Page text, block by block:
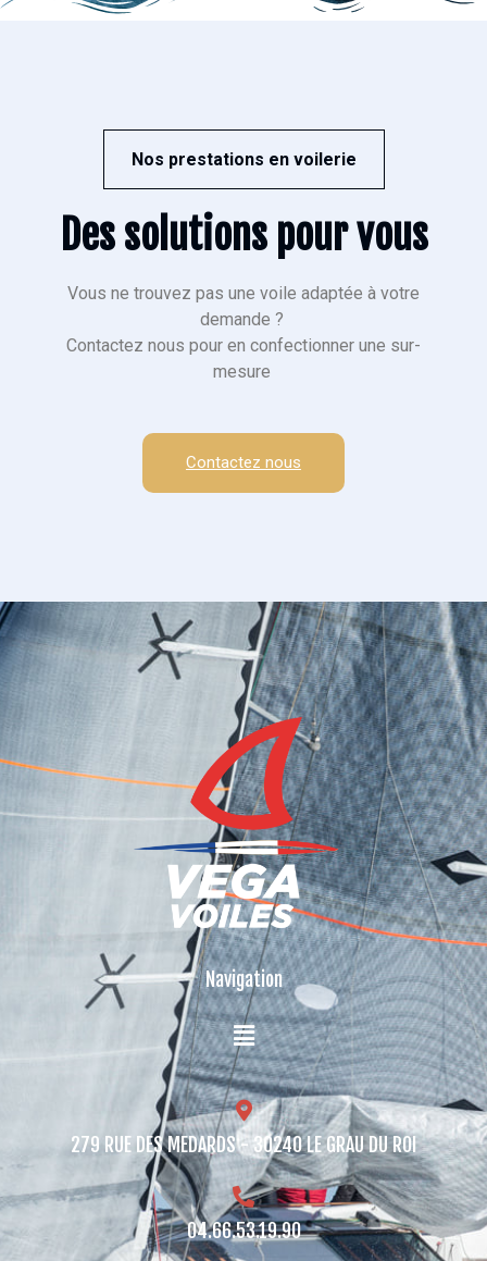
Nos prestations en voilerie
Des solutions pour vous
Vous ne trouvez pas une voile adaptée à votre
demande ?
Contactez nous pour en confectionner une sur-
mesure
Contactez nous
Navigation
279 RUE DES MEDARDS - 30240 LE GRAU DU ROI​
04.66.53.19.90